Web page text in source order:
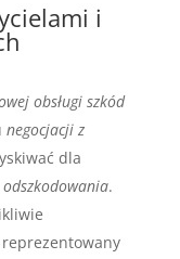
i
obsługi szkód
negocjacji z
dla
odszkodowania.